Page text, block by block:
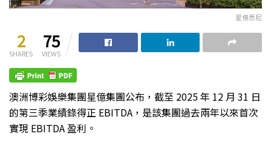
星億悉尼
2
SHARES
75
VIEWS
澳洲博彩娛樂集團星億集團公布，截至 2025 年 12 月 31 日
的第三季業績錄得正 EBITDA，是該集團過去兩年以來首次
實現 EBITDA 盈利。